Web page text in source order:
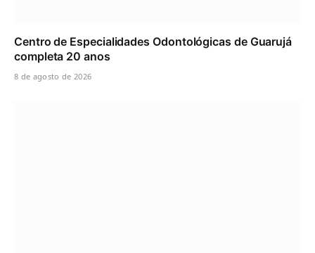
Centro de Especialidades Odontológicas de Guarujá
completa 20 anos
8 de agosto de 2026